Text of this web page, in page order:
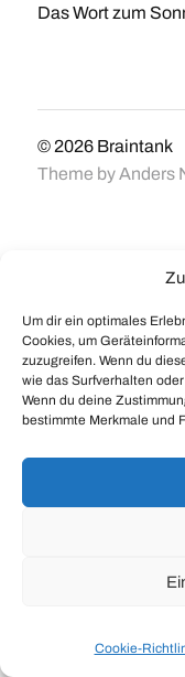
Um dir ein optimales
Cookies, um
zuzugreifen. Wenn du
wie das Surfverhalten
Wenn du deine
bestimmte Merkmale und
Cookie-
Das Wort zum
© 2026 Braintank
Theme byAnders